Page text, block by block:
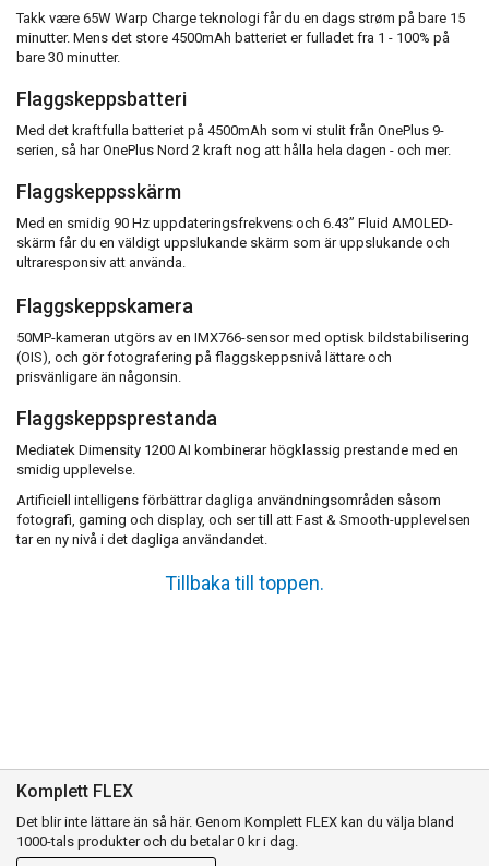
Takk være 65W Warp Charge teknologi får du en dags strøm på bare 15
minutter. Mens det store 4500mAh batteriet er fulladet fra 1 - 100% på
bare 30 minutter.
Flaggskeppsbatteri
Med det kraftfulla batteriet på 4500mAh som vi stulit från OnePlus 9-
serien, så har OnePlus Nord 2 kraft nog att hålla hela dagen - och mer.
Flaggskeppsskärm
Med en smidig 90 Hz uppdateringsfrekvens och 6.43” Fluid AMOLED-
skärm får du en väldigt uppslukande skärm som är uppslukande och
ultraresponsiv att använda.
Flaggskeppskamera
50MP-kameran utgörs av en IMX766-sensor med optisk bildstabilisering
(OIS), och gör fotografering på flaggskeppsnivå lättare och
prisvänligare än någonsin.
Flaggskeppsprestanda
Mediatek Dimensity 1200 AI kombinerar högklassig prestande med en
smidig upplevelse.
Artificiell intelligens förbättrar dagliga användningsområden såsom
fotografi, gaming och display, och ser till att Fast & Smooth-upplevelsen
tar en ny nivå i det dagliga användandet.
Tillbaka till toppen.
Komplett FLEX
Det blir inte lättare än så här. Genom Komplett FLEX kan du välja bland
1000-tals produkter och du betalar 0 kr i dag.